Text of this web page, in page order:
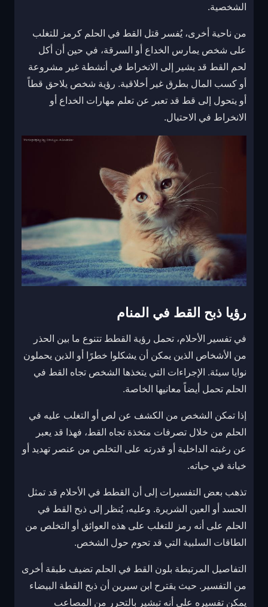
الشخصية.
من ناحية أخرى، يُفسر قتل القط في الحلم كرمز للتغلب
على شخص يمارس الخداع أو السرقة، في حين أن أكل
لحم القط قد يشير إلى الانخراط في أنشطة غير مشروعة
أو كسب المال بطرق غير أخلاقية. رؤية شخص يلاحق قطاً
أو يتحول إلى قط قد تعبر عن تعلم مهارات الخداع أو
الانخراط في الاحتيال.
رؤيا ذبح القط في المنام
في تفسير الأحلام، تحمل رؤية القطط تتنوع ما بين الحذر
من الأشخاص الذين يمكن أن يشكلوا خطرًا أو الذين يحملون
نوايا سيئة. الإجراءات التي يتخذها الشخص تجاه القط في
الحلم تحمل أيضاً معانيها الخاصة.
إذا تمكن الشخص من الكشف عن لص أو التغلب عليه في
الحلم من خلال تصرفات متخذة تجاه القط، فهذا قد يعبر
عن رغبته الداخلية أو قدرته على التخلص من عنصر تهديد أو
خيانة في حياته.
تذهب بعض التفسيرات إلى أن القطط في الأحلام قد تمثل
الحسد أو العين الشريرة. وعليه، يُنظر إلى ذبح القط في
الحلم على أنه رمز للتغلب على هذه العوائق أو التخلص من
الطاقات السلبية التي قد تحوم حول الشخص.
التفاصيل المرتبطة بلون القط في الحلم تضيف طبقة أخرى
من التفسير. حيث يقترح ابن سيرين أن ذبح القطة البيضاء
يمكن تفسيره على أنه تبشير بالتحرر من المصاعب